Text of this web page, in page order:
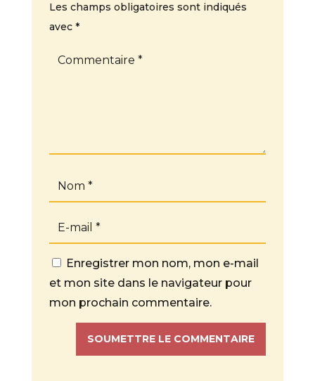
Les champs obligatoires sont indiqués
avec *
Enregistrer mon nom, mon e-mail
et mon site dans le navigateur pour
mon prochain commentaire.
SOUMETTRE LE COMMENTAIRE